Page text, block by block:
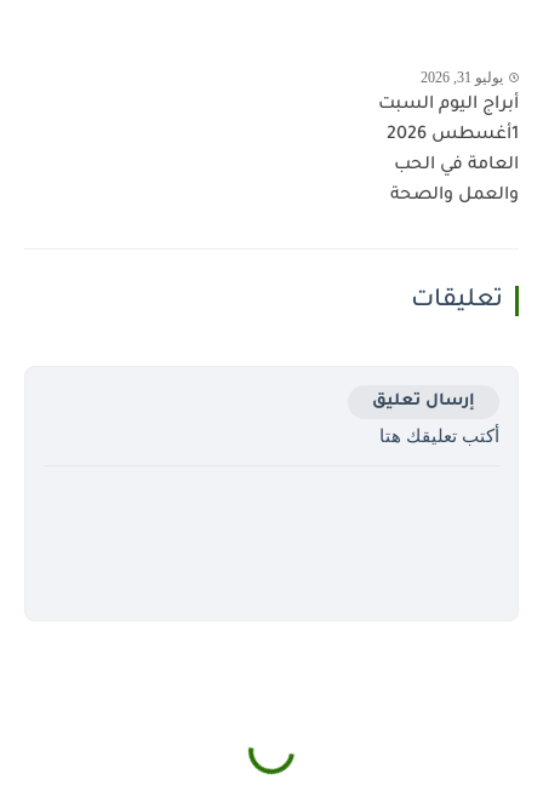
يوليو 31, 2026
أبراج اليوم السبت
1أغسطس 2026
العامة في الحب
والعمل والصحة
تعليقات
إرسال تعليق
أكتب تعليقك هتا